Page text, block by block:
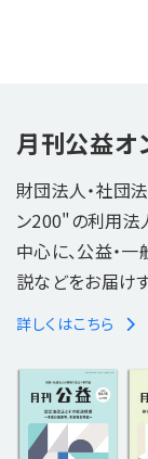
月刊公益オ
財団法人・社団
ン200"の利用法
中心に、公益・
説などをお届け
詳しくはこちら